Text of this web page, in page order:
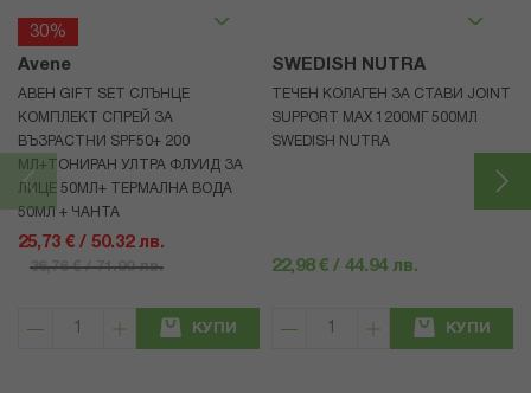
30%
Avene
АВЕН GIFT SET СЛЪНЦЕ
КОМПЛЕКТ СПРЕЙ ЗА
ВЪЗРАСТНИ SPF50+ 200
МЛ+ТОНИРАН УЛТРА ФЛУИД ЗА
ЛИЦЕ 50МЛ+ ТЕРМАЛНА ВОДА
50МЛ + ЧАНТА
25,73 € / 50.32 лв.
36,76 € / 71.90 лв.
КУПИ
SWEDISH NUTRA
ТЕЧЕН КОЛАГЕН ЗА СТАВИ JOINT
SUPPORT MAX 1200МГ 500МЛ
SWEDISH NUTRA
22,98 € / 44.94 лв.
КУПИ